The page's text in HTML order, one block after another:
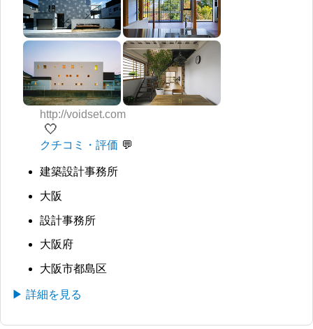
http://voidset.com
🤍
クチコミ・評価
建築設計事務所
大阪
設計事務所
大阪府
大阪市都島区
▶ 詳細を見る